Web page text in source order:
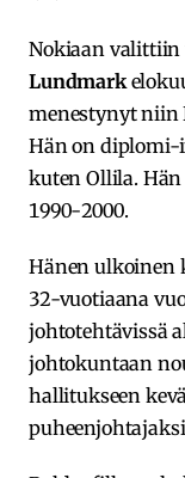
Nokiaan
Lundmark
menestynyt niin
Hän on diplomi-
kuten Ollila.
1990-2000.
Hänen ulkoinen
32-vuotiaana
johtotehtävissä
johtokuntaan
hallitukseen